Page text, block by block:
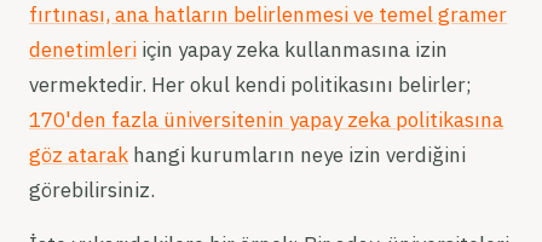
fırtınası, ana hatların belirlenmesi ve temel gramer
denetimleri için yapay zeka kullanmasına izin
vermektedir. Her okul kendi politikasını belirler;
170'den fazla üniversitenin yapay zeka politikasına
göz atarak hangi kurumların neye izin verdiğini
görebilirsiniz.